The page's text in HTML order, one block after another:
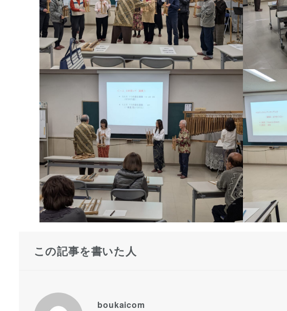
この記事を書いた人
boukaicom